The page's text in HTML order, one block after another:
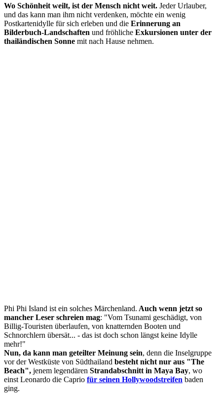
Wo Schönheit weilt, ist der Mensch nicht weit. Jeder Urlauber,
und das kann man ihm nicht verdenken, möchte ein wenig
Postkartenidylle für sich erleben und die Erinnerung an
Bilderbuch-Landschaften und fröhliche Exkursionen unter der
thailändischen Sonne mit nach Hause nehmen.
Phi Phi Island ist ein solches Märchenland. Auch wenn jetzt so
mancher Leser schreien mag: "Vom Tsunami geschädigt, von
Billig-Touristen überlaufen, von knatternden Booten und
Schnorchlern übersät... - das ist doch schon längst keine Idylle
mehr!"
Nun, da kann man geteilter Meinung sein, denn die Inselgruppe
vor der Westküste von Südthailand besteht nicht nur aus "The
Beach", jenem legendären Strandabschnitt in Maya Bay, wo
einst Leonardo die Caprio für seinen Hollywoodstreifen baden
ging.